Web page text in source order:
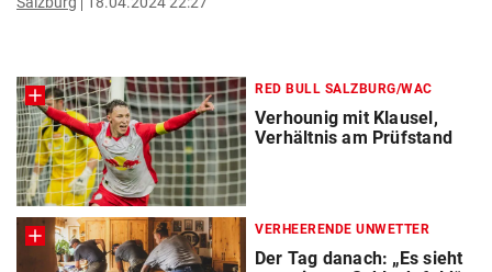
RED BULL SALZBURG/WAC
Verhounig mit Klausel,
Verhältnis am Prüfstand
VERHEERENDE UNWETTER
Der Tag danach: „Es sieht